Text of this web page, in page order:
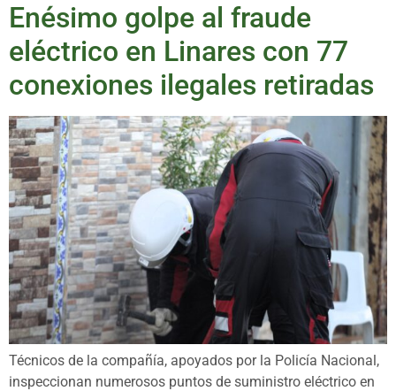
Enésimo golpe al fraude
eléctrico en Linares con 77
conexiones ilegales retiradas
Técnicos de la compañía, apoyados por la Policía Nacional,
inspeccionan numerosos puntos de suministro eléctrico en